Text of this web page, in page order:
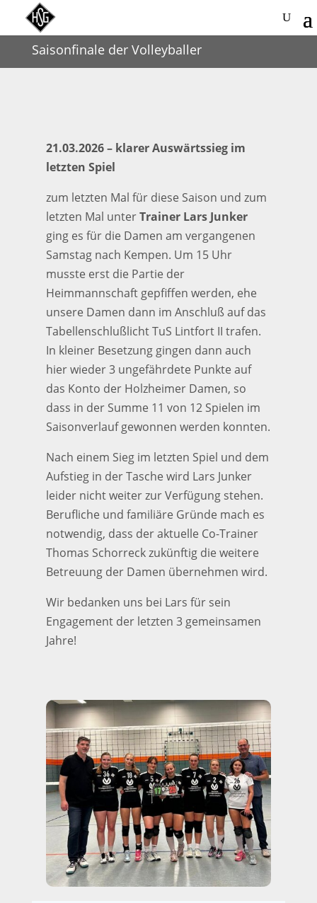
Saisonfinale der Volleyballer
21.03.2026 – klarer Auswärtssieg im
letzten Spiel
zum letzten Mal für diese Saison und zum
letzten Mal unterTrainer Lars Junker
ging es für die Damen am vergangenen
Samstag nach Kempen. Um 15 Uhr
musste erst die Partie der
Heimmannschaft gepfiffen werden, ehe
unsere Damen dann im Anschluß auf das
Tabellenschlußlicht TuS Lintfort II trafen.
In kleiner Besetzung gingen dann auch
hier wieder 3 ungefährdete Punkte auf
das Konto der Holzheimer Damen, so
dass in der Summe 11 von 12 Spielen im
Saisonverlauf gewonnen werden konnten.
Nach einem Sieg im letzten Spiel und dem
Aufstieg in der Tasche wird Lars Junker
leider nicht weiter zur Verfügung stehen.
Berufliche und familiäre Gründe mach es
notwendig, dass der aktuelle Co-Trainer
Thomas Schorreck zukünftig die weitere
Betreuung der Damen übernehmen wird.
Wir bedanken uns bei Lars für sein
Engagement der letzten 3 gemeinsamen
Jahre!